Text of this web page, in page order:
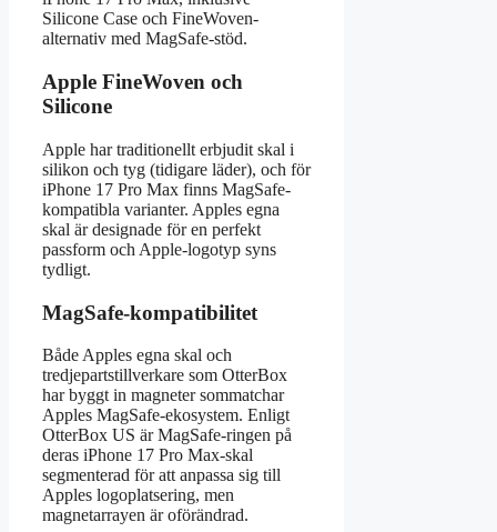
Silicone Case och FineWoven-
alternativ med MagSafe-stöd.
Apple FineWoven och
Silicone
Apple har traditionellt erbjudit skal i
silikon och tyg (tidigare läder), och för
iPhone 17 Pro Max finns MagSafe-
kompatibla varianter. Apples egna
skal är designade för en perfekt
passform och Apple-logotyp syns
tydligt.
MagSafe-kompatibilitet
Både Apples egna skal och
tredjepartstillverkare som OtterBox
har byggt in magneter sommatchar
Apples MagSafe-ekosystem. Enligt
OtterBox US är MagSafe-ringen på
deras iPhone 17 Pro Max-skal
segmenterad för att anpassa sig till
Apples logoplatsering, men
magnetarrayen är oförändrad.